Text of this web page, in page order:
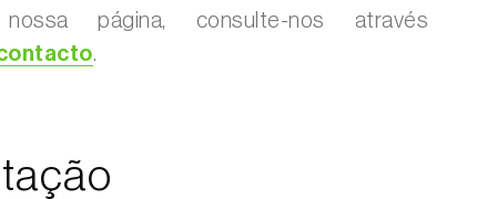
página, consulte-nos através
.